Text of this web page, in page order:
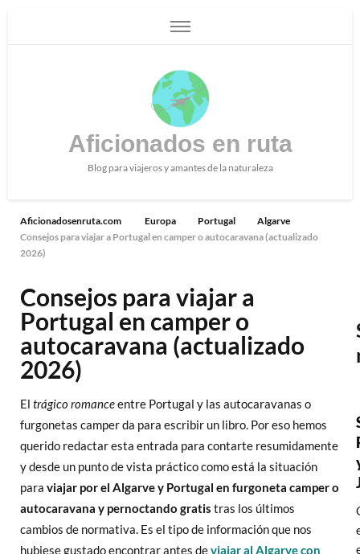
Aficionados en ruta
Blog para viajeros y amantes de la naturaleza
Aficionadosenruta.com Europa Portugal
Algarve
Consejos para viajar a Portugal en camper o autocaravana (actualizado
2026)
Consejos para viajar a
Portugal en camper o
autocaravana (actualizado
2026)
El trágico romanceentre Portugal y las autocaravanas o
furgonetas camper da para escribir un libro. Por eso hemos
querido redactar esta entrada para contarte resumidamente
y desde un punto de vista práctico como está la situación
para viajar por el Algarve y Portugal en furgoneta camper o
autocaravana y pernoctando gratis tras los últimos
cambios de normativa. Es el tipo de información que nos
hubiese gustado encontrar antes deviajar al Algarve con